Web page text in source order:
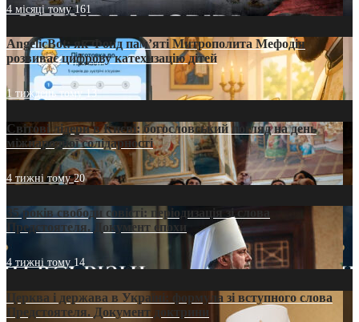
4 місяці тому161
AngelicBot: як Фонд пам’яті Митрополита Мефодія
розвиває цифрову катехизацію дітей
1 тиждень тому13
Світові лідери в Києві: богословський погляд на день
міжнародної солідарності
4 тижні тому20
35 років свободи совісті: періодизація зі слова
Предстоятеля. Документ епохи
4 тижні тому 14
Церква і держава в Україні: формула зі вступного слова
Предстоятеля. Документ доктрини